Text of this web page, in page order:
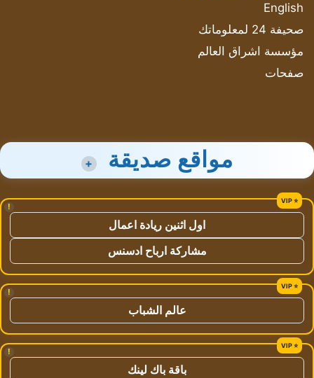
English
صحيفة 24 لمعلوماتك
مؤسسة اشراق العالم
صفحات
مواقع صديقة +
!
اول اثنين ريادة اعمال
مشاركة ارباح ادسنس
!
عالم الشباب
!
باقة باك لينك